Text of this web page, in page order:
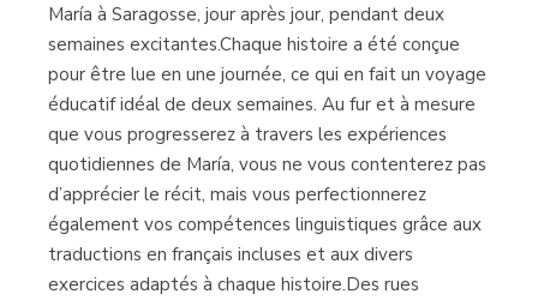
Librería Proteo
(Málaga)
María à Saragosse, jour après jour, pendant deux
semaines excitantes.Chaque histoire a été conçue
pour être lue en une journée, ce qui en fait un voyage
éducatif idéal de deux semaines. Au fur et à mesure
que vous progresserez à travers les expériences
quotidiennes de María, vous ne vous contenterez pas
d’apprécier le récit, mais vous perfectionnerez
également vos compétences linguistiques grâce aux
traductions en français incluses et aux divers
exercices adaptés à chaque histoire.Des rues